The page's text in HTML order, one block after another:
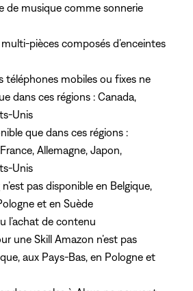
de musique comme sonnerie
pièces composés d’enceintes
téléphones mobiles ou fixes ne
dans ces régions : Canada,
Unis
que dans ces régions :
Allemagne, Japon,
Unis
pas disponible en Belgique,
et en Suède
l’achat de contenu
une Skill Amazon n’est pas
aux Pays-Bas, en Pologne et